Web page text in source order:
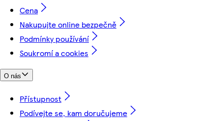
Cena
Nakupujte online bezpečně
Podmínky používání
Soukromí a cookies
O nás
Přístupnost
Podívejte se, kam doručujeme